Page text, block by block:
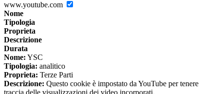
www.youtube.com
Nome
Tipologia
Proprieta
Descrizione
Durata
Nome: YSC
Tipologia: analitico
Proprieta: Terze Parti
Descrizione: Questo cookie è impostato da YouTube per tenere
traccia delle visualizzazioni dei video incorporati.